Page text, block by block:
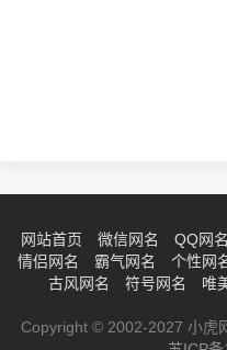
网站首页 微信网名 QQ网名
情侣网名
霸气网名 个性网
古风网名
符号网名 唯
Copyright © 2002-2027 小虎